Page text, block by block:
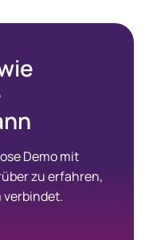
Demo mit
zu erfahren,
verbindet.